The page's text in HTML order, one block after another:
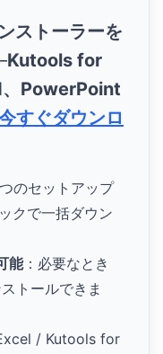
ストーラーを
Kutools for
PowerPoint
すぐダウンロ
のセットアップ
クで一括ダウン
能：必要なとき
トールできま
/ Kutools for